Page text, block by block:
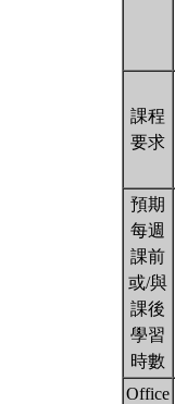
課程
要求
預期
每週
課前
或/與
課後
學習
時數
Office